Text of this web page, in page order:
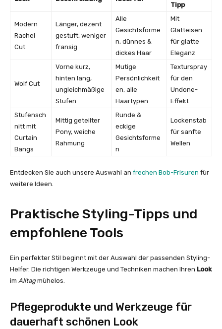
Tipp
Modern
Rachel
Cut
Länger, dezent
gestuft, weniger
fransig
Alle
Gesichtsforme
n, dünnes &
dickes Haar
Mit
Glätteisen
für glatte
Eleganz
Wolf Cut
Vorne kurz,
hinten lang,
ungleichmäßige
Stufen
Mutige
Persönlichkeit
en, alle
Haartypen
Texturspray
für den
Undone-
Effekt
Stufensch
nitt mit
Curtain
Bangs
Mittig geteilter
Pony, weiche
Rahmung
Runde &
eckige
Gesichtsforme
n
Lockenstab
für sanfte
Wellen
Entdecken Sie auch unsere Auswahl an frechen Bob-Frisuren für
weitere Ideen.
Praktische Styling-Tipps und
empfohlene Tools
Ein perfekter Stil beginnt mit der Auswahl der passenden Styling-
Helfer. Die richtigen Werkzeuge und Techniken machen Ihren Look
im Alltagmühelos.
Pflegeprodukte und Werkzeuge für
dauerhaft schönen Look